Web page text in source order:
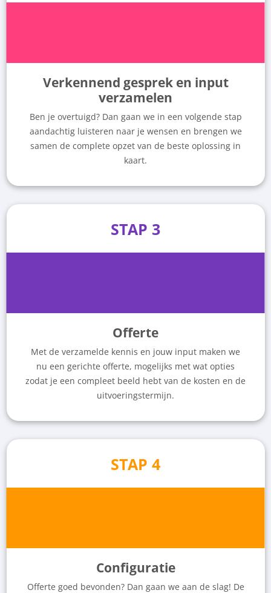
Verkennend gesprek en input
verzamelen
Ben je overtuigd? Dan gaan we in een volgende stap
aandachtig luisteren naar je wensen en brengen we
samen de complete opzet van de beste oplossing in
kaart.
STAP 3
Offerte
Met de verzamelde kennis en jouw input maken we
nu een gerichte offerte, mogelijks met wat opties
zodat je een compleet beeld hebt van de kosten en de
uitvoeringstermijn.
STAP 4
Configuratie
Offerte goed bevonden? Dan gaan we aan de slag! De